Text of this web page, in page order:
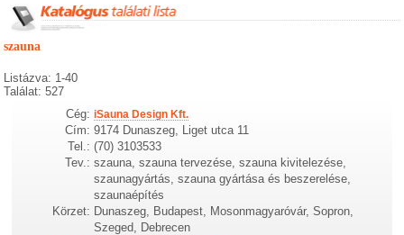
szauna
Listázva: 1-40
Találat: 527
Cég: iSauna Design Kft.
Cím: 9174 Dunaszeg, Liget utca 11
Tel.: (70) 3103533
Tev.: szauna, szauna tervezése, szauna kivitelezése,
szaunagyártás, szauna gyártása és beszerelése,
szaunaépítés
Körzet: Dunaszeg, Budapest, Mosonmagyaróvár, Sopron,
Szeged, Debrecen